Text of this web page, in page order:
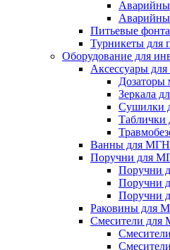
Питьевые
Турникеты для
Оборудование для
Аксессуары для
Зеркала
Сушилки
Таблички
Ванны для МГН
Поручни для
Поручни
Поручни
Поручни
Раковины для
Смесители для